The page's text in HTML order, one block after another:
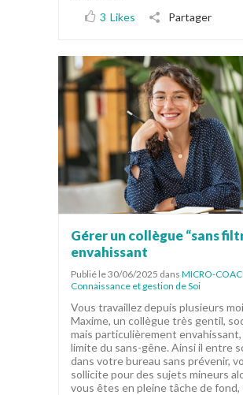
3 Likes Partager
Gérer un collègue “sans
envahissant
Publié le 30/06/2025 dans MICRO-
Connaissance et gestion de Soi
Vous travaillez depuis plusieurs
Maxime, un collègue très gentil,
mais particulièrement envahissant,
limite du sans-gêne. Ainsi il entre
dans votre bureau sans prévenir,
sollicite pour des sujets mineurs
vous êtes en pleine tâche de fond,